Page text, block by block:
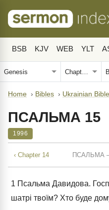
BSB KJV WEB YLT
Home › Bibles › Ukrainian
ПСАЛЬМА 15
1996
‹ Chapter 14 ПСАЛЬМА
1 Псальма Давидова.
шатрі твоїм? Хто буде